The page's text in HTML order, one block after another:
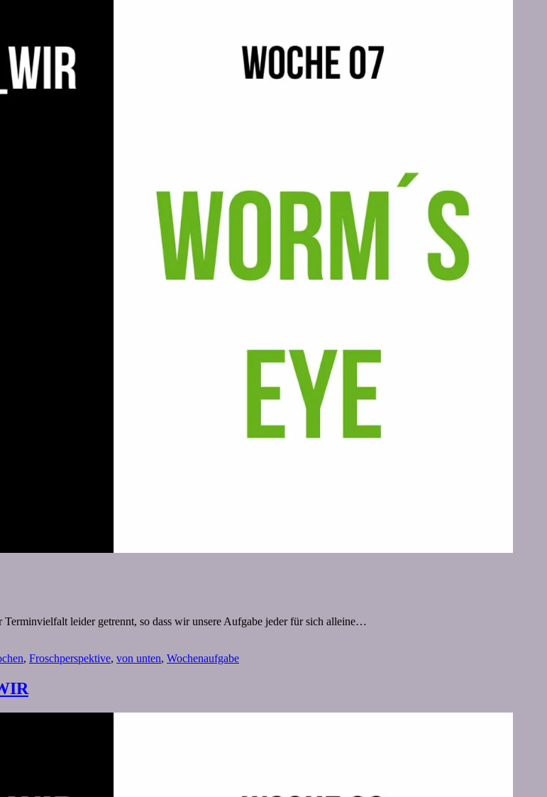
leider getrennt, so dass wir unsere Aufgabe jeder für sich alleine…
, Froschperspektive, von unten, Wochenaufgabe